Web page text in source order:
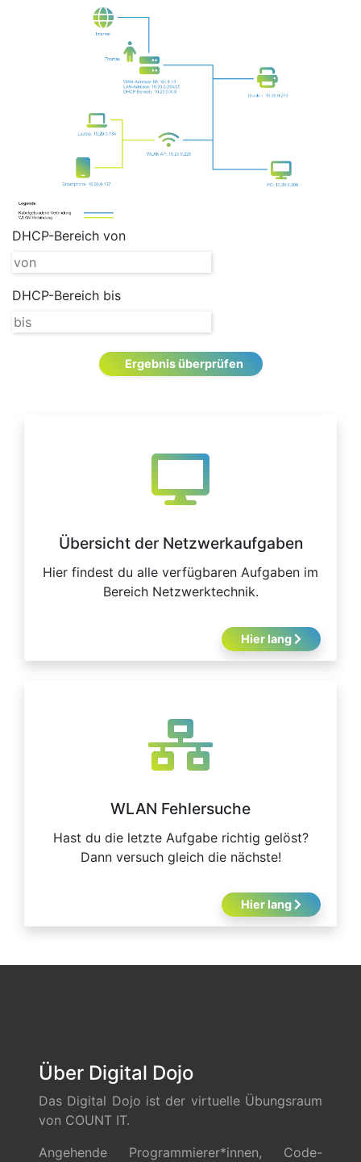
DHCP-Bereich von
DHCP-Bereich bis
Ergebnis überprüfen
Übersicht der Netzwerkaufgaben
Hier findest du alle verfügbaren Aufgaben im
Bereich Netzwerktechnik.
Hier lang
WLAN Fehlersuche
Hast du die letzte Aufgabe richtig gelöst?
Dann versuch gleich die nächste!
Hier lang
Über Digital Dojo
Das Digital Dojo ist der virtuelle Übungsraum
von COUNT IT.
Angehende Programmierer*innen, Code-